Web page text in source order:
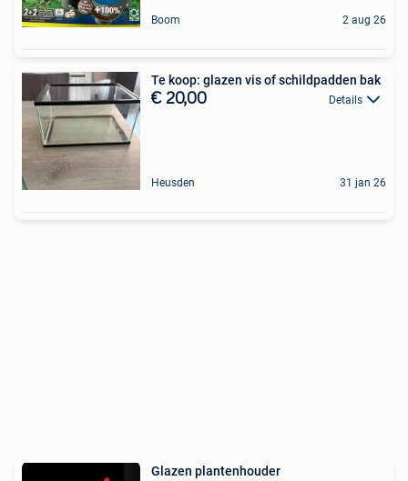
Boom 2 aug 26
Te koop: glazen vis of schildpadden bak
€ 20,00 Details
Heusden 31 jan 26
Glazen plantenhouder